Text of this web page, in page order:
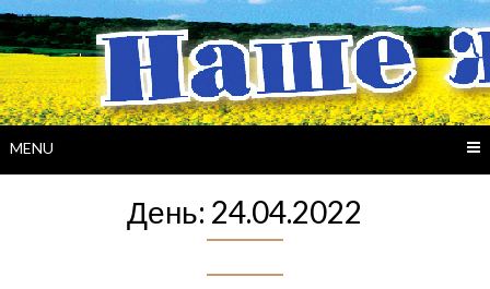
Skip
to
content
MENU
День: 24.04.2022